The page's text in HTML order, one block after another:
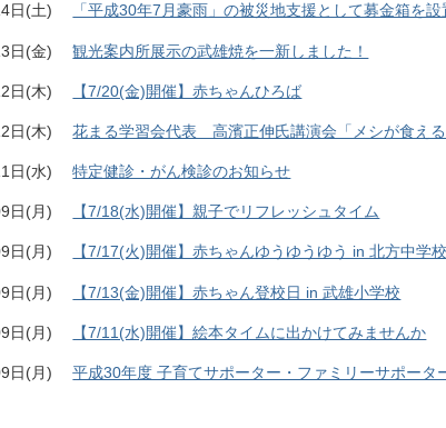
日(土) 「平成30年7月豪雨」の被災地支援として募金箱を設
日(金) 観光案内所展示の武雄焼を一新しました！
日(木) 【7/20(金)開催】赤ちゃんひろば
日(木) 花まる学習会代表 高濱正伸氏講演会「メシが食え
日(水) 特定健診・がん検診のお知らせ
日(月) 【7/18(水)開催】親子でリフレッシュタイム
日(月) 【7/17(火)開催】赤ちゃんゆうゆうゆう in 北方中学校
日(月) 【7/13(金)開催】赤ちゃん登校日 in 武雄小学校
日(月) 【7/11(水)開催】絵本タイムに出かけてみませんか
日(月)
平成30年度 子育てサポーター・ファミリーサポータ